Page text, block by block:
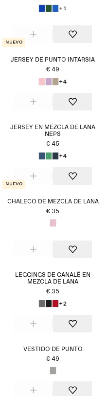
+1
Nuevo
JERSEY DE PUNTO INTARSIA
€ 49
+4
JERSEY EN MEZCLA DE LANA
NEPS
€ 45
+4
Nuevo
CHALECO DE MEZCLA DE LANA
€ 35
LEGGINGS DE CANALÉ EN
MEZCLA DE LANA
€ 35
+2
VESTIDO DE PUNTO
€ 49